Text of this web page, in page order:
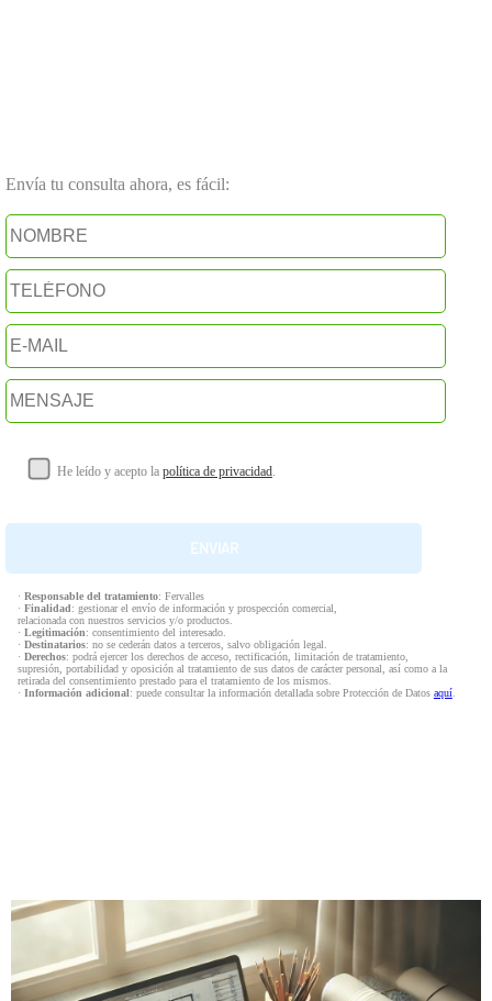
Envía tu consulta ahora, es fácil:
He leído y acepto la política de privacidad.
· Responsable del tratamiento: Fervalles
· Finalidad: gestionar el envío de información y prospección comercial,
relacionada con nuestros servicios y/o productos.
· Legitimación: consentimiento del interesado.
· Destinatarios: no se cederán datos a terceros, salvo obligación legal.
· Derechos: podrá ejercer los derechos de acceso, rectificación, limitación de tratamiento,
supresión, portabilidad y oposición al tratamiento de sus datos de carácter personal, así como a la
retirada del consentimiento prestado para el tratamiento de los mismos.
· Información adicional: puede consultar la información detallada sobre Protección de Datos aquí.